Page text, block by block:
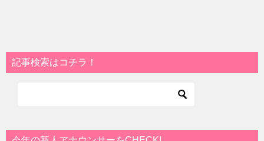
記事検索はコチラ！